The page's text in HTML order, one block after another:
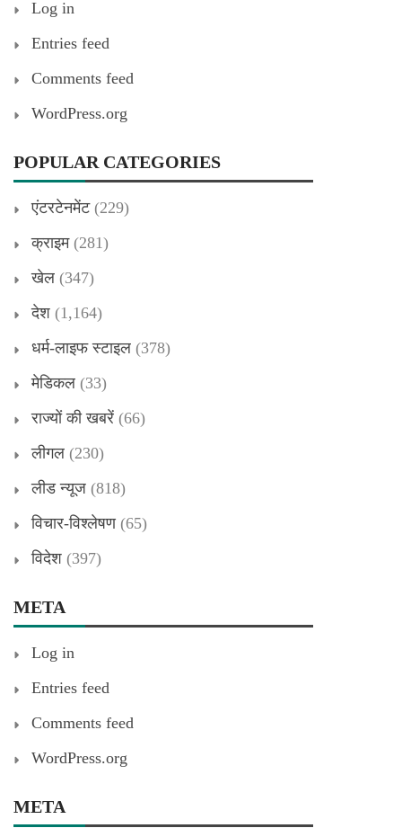
Log in
Entries feed
Comments feed
WordPress.org
POPULAR CATEGORIES
एंटरटेनमेंट(229)
क्राइम(281)
खेल (347)
देश (1,164)
धर्म-लाइफ स्टाइल (378)
मेडिकल (33)
राज्यों की खबरें (66)
लीगल (230)
लीड न्यूज (818)
विचार-विश्लेषण(65)
विदेश (397)
META
Log in
Entries feed
Comments feed
WordPress.org
META